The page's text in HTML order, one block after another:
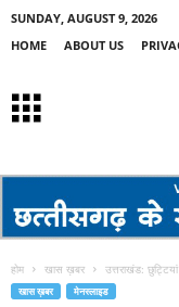
SUNDAY, AUGUST 9, 2026
HOME
ABOUT US
होम खास ख़बर उत्तराखंड:
खास ख़बर मेनस्लाइड